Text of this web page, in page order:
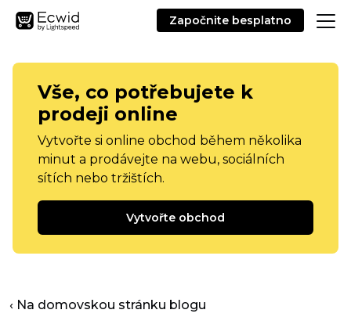
Započnite besplatno
Vše, co potřebujete k
prodeji online
Vytvořte si online obchod během několika
minut a prodávejte na webu, sociálních
sítích nebo tržištích.
Vytvořte obchod
‹ Na domovskou stránku blogu